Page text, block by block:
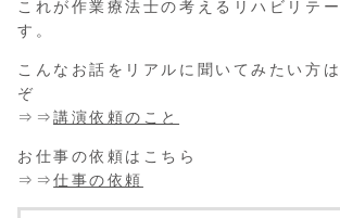
これが作業療法士の考えるリハビリテ
す。
こんなお話をリアルに聞いてみたい方
ぞ
⇒⇒講演依頼のこと
お仕事の依頼はこちら
⇒⇒仕事の依頼